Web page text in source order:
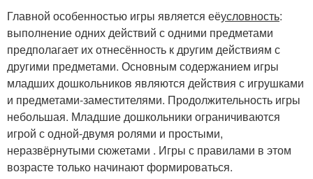
Главной особенностью игры является еёусловность:
выполнение одних действий с одними предметами
предполагает их отнесённость к другим действиям с
другими предметами. Основным содержанием игры
младших дошкольников являются действия с игрушками
и предметами-заместителями. Продолжительность игры
небольшая. Младшие дошкольники ограничиваются
игрой с одной-двумя ролями и простыми,
неразвёрнутыми сюжетами . Игры с правилами в этом
возрасте только начинают формироваться.